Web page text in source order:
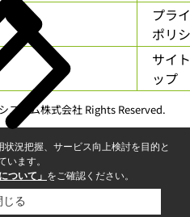
プラ
ポリ
サイ
ップ
ステム株式会社 Rights Reserved.
況把握、サービス向上検討を目的と
います。
ついて」 をご確認ください。
じる